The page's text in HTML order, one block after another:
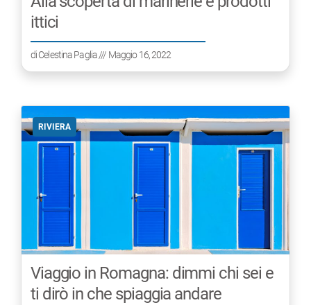
ittici
diCelestina Paglia/// Maggio 16, 2022
RIVIERA
Viaggio in Romagna: dimmi chi sei e
ti dirò in che spiaggia andare